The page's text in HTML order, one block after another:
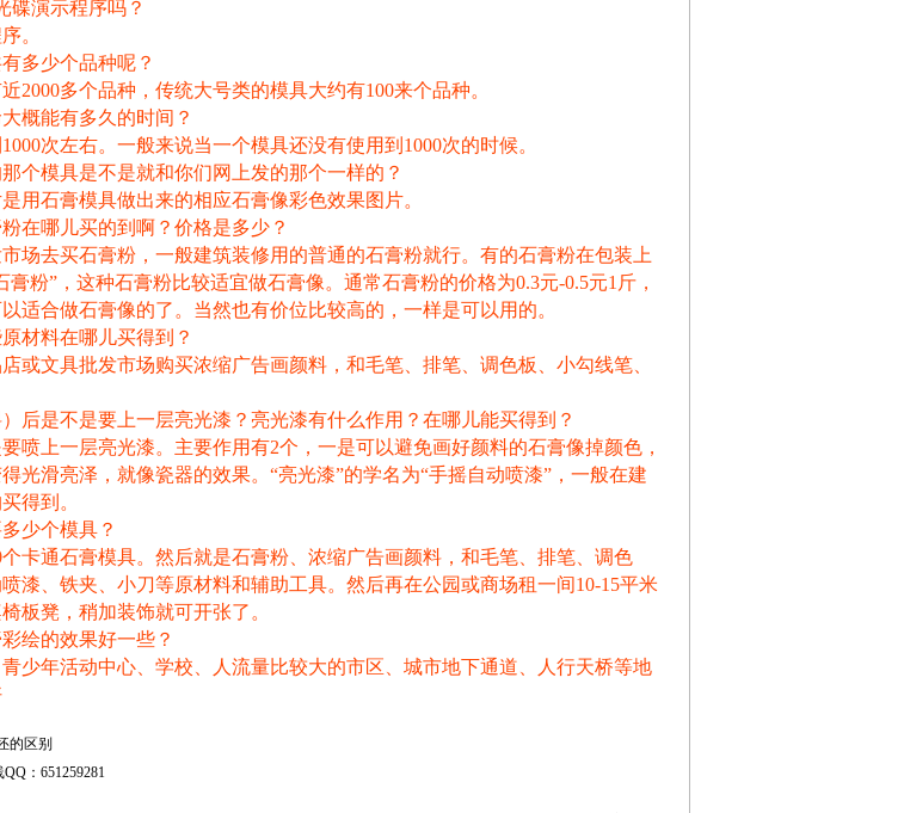
碟演示程序吗？
。
多少个品种呢？
2000多个品种，传统大号类的模具大约有100来个品种。
概能有多久的时间？
次左右。一般来说当一个模具还没有使用到1000次的时候。
个模具是不是就和你们网上发的那个一样的？
用石膏模具做出来的相应石膏像彩色效果图片。
在哪儿买的到啊？价格是多少？
场去买石膏粉，一般建筑装修用的普通的石膏粉就行。有的石膏粉在包装上
粉”，这种石膏粉比较适宜做石膏像。通常石膏粉的价格为0.3元-0.5元1斤，
适合做石膏像的了。当然也有价位比较高的，一样是可以用的。
材料在哪儿买得到？
或文具批发市场购买浓缩广告画颜料，和毛笔、排笔、调色板、小勾线笔、
后是不是要上一层亮光漆？亮光漆有什么作用？在哪儿能买得到？
喷上一层亮光漆。主要作用有2个，一是可以避免画好颜料的石膏像掉颜色，
光滑亮泽，就像瓷器的效果。“亮光漆”的学名为“手摇自动喷漆”，一般在建
得到。
少个模具？
卡通石膏模具。然后就是石膏粉、浓缩广告画颜料，和毛笔、排笔、调色
漆、铁夹、小刀等原材料和辅助工具。然后再在公园或商场租一间10-15平米
板凳，稍加装饰就可开张了。
绘的效果好一些？
少年活动中心、学校、人流量比较大的市区、城市地下通道、人行天桥等地
的区别
：651259281